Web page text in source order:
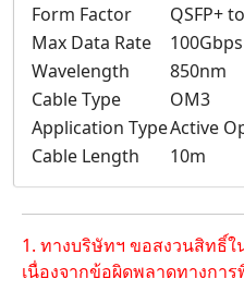
Form Factor
QSFP+
Max Data Rate
100Gbps
Wavelength
850nm
Cable Type
OM3
Application TypeActive
Cable Length
10m
1. ทางบริษัทฯ ขอสงวนสิทธิ์
เนื่องจากข้อผิดพลาดทางกา